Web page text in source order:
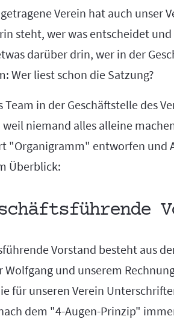
Verein hat auch unser
steht, wer was entscheidet
darüber drin, wer in der
Wer liest schon die Satzung?
Team in der Geschäftstelle des
niemand alles alleine
"Organigramm" entworfen und
Überblick:
Vorstand besteht aus
und unserem
für unseren Verein
dem "4-Augen-Prinzip"